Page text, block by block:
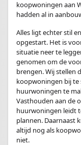
koopwoningen aan
hadden al in
Alles ligt echter stil
opgestart. Het is
situatie neer te
genomen om de
brengen. Wij stellen
koopwoningen bij te
huurwoningen te
Vasthouden aan de
huurwoningen leidt
plannen. Daarnaast
altijd nog als
niet.